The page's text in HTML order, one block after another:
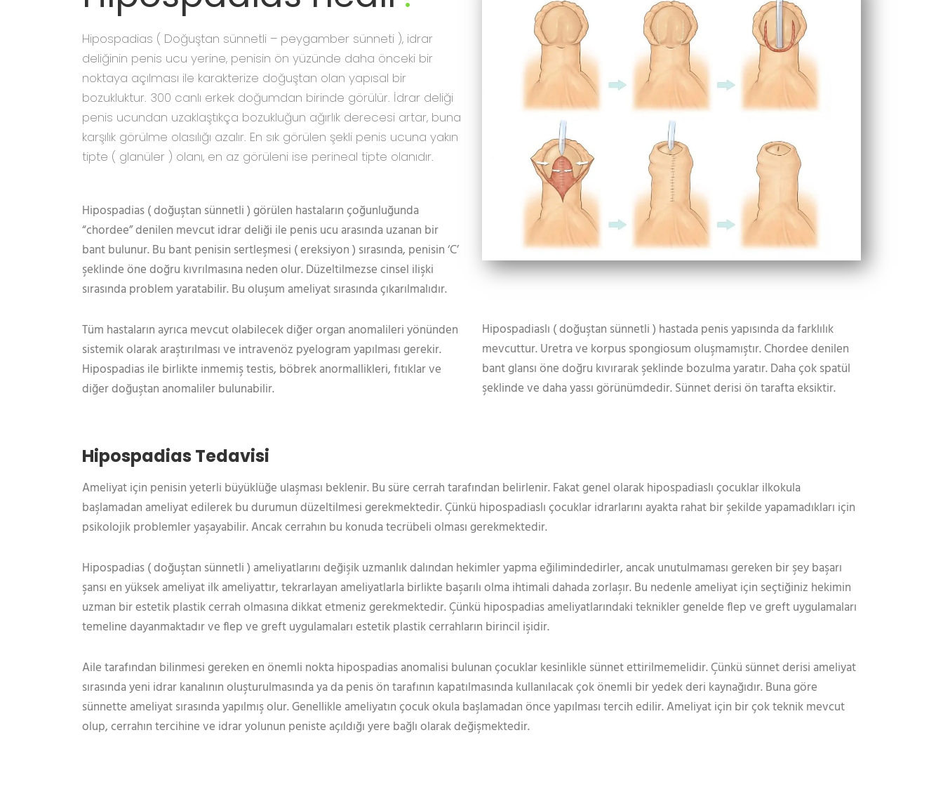
Hipospadias ( Doğuştan sünnetli – peygamber sünneti ), idrar
deliğinin penis ucu yerine, penisin ön yüzünde daha önceki bir
noktaya açılması ile karakterize doğuştan olan yapısal bir
bozukluktur. 300 canlı erkek doğumdan birinde görülür. İdrar deliği
penis ucundan uzaklaştıkça bozukluğun ağırlık derecesi artar, buna
karşılık görülme olasılığı azalır. En sık görülen şekli penis ucuna yakın
tipte ( glanüler ) olanı, en az görüleni ise perineal tipte olanıdır.
Hipospadias ( doğuştan sünnetli ) görülen hastaların çoğunluğunda
“chordee” denilen mevcut idrar deliği ile penis ucu arasında uzanan bir
bant bulunur. Bu bant penisin sertleşmesi ( ereksiyon ) sırasında, penisin ‘C’
şeklinde öne doğru kıvrılmasına neden olur. Düzeltilmezse cinsel ilişki
sırasında problem yaratabilir. Bu oluşum ameliyat sırasında çıkarılmalıdır.
Tüm hastaların ayrıca mevcut olabilecek diğer organ anomalileri yönünden
sistemik olarak araştırılması ve intravenöz pyelogram yapılması gerekir.
Hipospadias ile birlikte inmemiş testis, böbrek anormallikleri, fıtıklar ve
diğer doğuştan anomaliler bulunabilir.
Hipospadiaslı ( doğuştan sünnetli ) hastada penis yapısında da farklılık
mevcuttur. Uretra ve korpus spongiosum oluşmamıştır. Chordee denilen
bant glansı öne doğru kıvırarak şeklinde bozulma yaratır. Daha çok spatül
şeklinde ve daha yassı görünümdedir. Sünnet derisi ön tarafta eksiktir.
Hipospadias Tedavisi
Ameliyat için penisin yeterli büyüklüğe ulaşması beklenir. Bu süre cerrah tarafından belirlenir. Fakat genel olarak hipospadiaslı çocuklar ilkokula
başlamadan ameliyat edilerek bu durumun düzeltilmesi gerekmektedir. Çünkü hipospadiaslı çocuklar idrarlarını ayakta rahat bir şekilde yapamadıkları için
psikolojik problemler yaşayabilir. Ancak cerrahın bu konuda tecrübeli olması gerekmektedir.
Hipospadias ( doğuştan sünnetli ) ameliyatlarını değişik uzmanlık dalından hekimler yapma eğilimindedirler, ancak unutulmaması gereken bir şey başarı
şansı en yüksek ameliyat ilk ameliyattır, tekrarlayan ameliyatlarla birlikte başarılı olma ihtimali dahada zorlaşır. Bu nedenle ameliyat için seçtiğiniz hekimin
uzman bir estetik plastik cerrah olmasına dikkat etmeniz gerekmektedir. Çünkü hipospadias ameliyatlarındaki teknikler genelde flep ve greft uygulamaları
temeline dayanmaktadır ve flep ve greft uygulamaları estetik plastik cerrahların birincil işidir.
Aile tarafından bilinmesi gereken en önemli nokta hipospadias anomalisi bulunan çocuklar kesinlikle sünnet ettirilmemelidir. Çünkü sünnet derisi ameliyat
sırasında yeni idrar kanalının oluşturulmasında ya da penis ön tarafının kapatılmasında kullanılacak çok önemli bir yedek deri kaynağıdır. Buna göre
sünnette ameliyat sırasında yapılmış olur. Genellikle ameliyatın çocuk okula başlamadan önce yapılması tercih edilir. Ameliyat için bir çok teknik mevcut
olup, cerrahın tercihine ve idrar yolunun peniste açıldığı yere bağlı olarak değişmektedir.